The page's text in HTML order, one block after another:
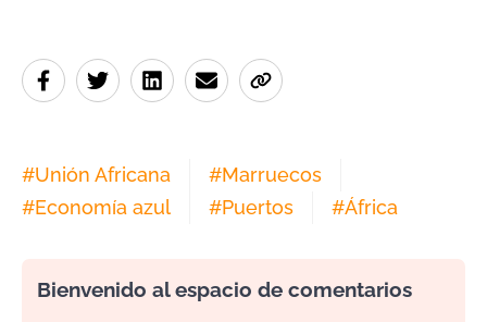
#Unión Africana #Marruecos
#Economía azul #Puertos #África
Bienvenido al espacio de comentarios